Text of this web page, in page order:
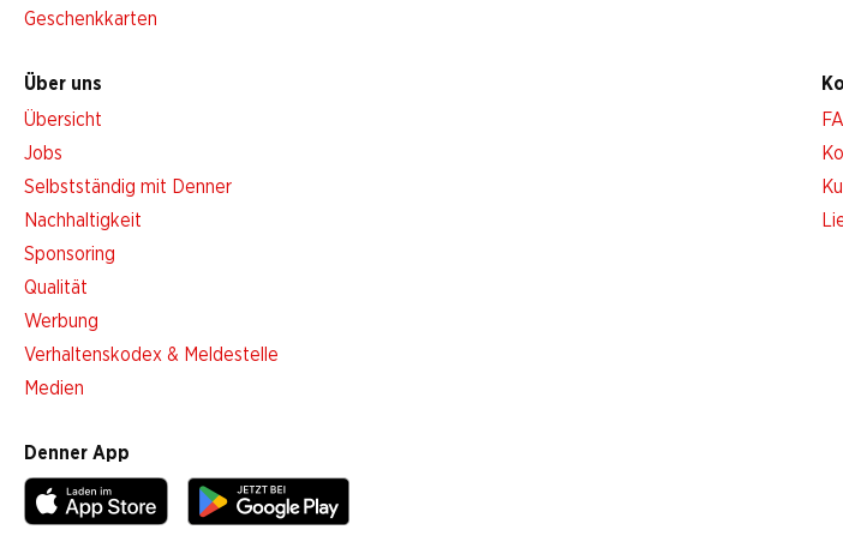
Geschenkkarten
Über uns
Übersicht
Jobs
Selbstständig mit Denner
Nachhaltigkeit
Sponsoring
Qualität
Werbung
Verhaltenskodex & Meldestelle
Medien
Denner App